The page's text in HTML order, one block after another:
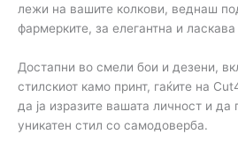
лежи на вашите колкови, веднаш
фармерките, за елегантна и
Достапни во смели бои и дезени,
стилскиот камо принт, гаќите на
да ја изразите вашата личност и
уникатен стил со самодоверба.